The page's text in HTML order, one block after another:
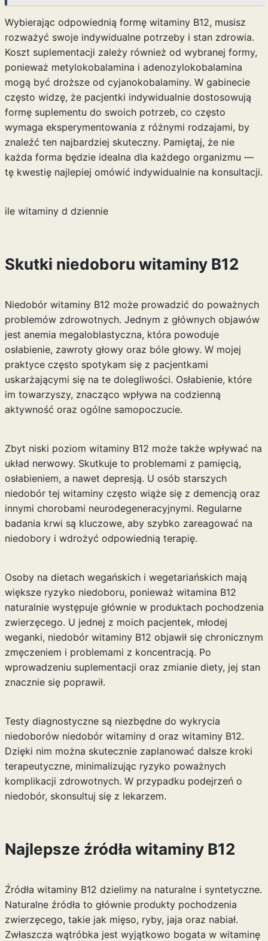
Wybierając odpowiednią formę witaminy B12, musisz
rozważyć swoje indywidualne potrzeby i stan zdrowia.
Koszt suplementacji zależy również od wybranej formy,
ponieważ metylokobalamina i adenozylokobalamina
mogą być droższe od cyjanokobalaminy. W gabinecie
często widzę, że pacjentki indywidualnie dostosowują
formę suplementu do swoich potrzeb, co często
wymaga eksperymentowania z różnymi rodzajami, by
znaleźć ten najbardziej skuteczny. Pamiętaj, że nie
każda forma będzie idealna dla każdego organizmu —
tę kwestię najlepiej omówić indywidualnie na konsultacji.
ile witaminy d dziennie
Skutki niedoboru witaminy B12
Niedobór witaminy B12 może prowadzić do poważnych
problemów zdrowotnych. Jednym z głównych objawów
jest anemia megaloblastyczna, która powoduje
osłabienie, zawroty głowy oraz bóle głowy. W mojej
praktyce często spotykam się z pacjentkami
uskarżającymi się na te dolegliwości. Osłabienie, które
im towarzyszy, znacząco wpływa na codzienną
aktywność oraz ogólne samopoczucie.
Zbyt niski poziom witaminy B12 może także wpływać na
układ nerwowy. Skutkuje to problemami z pamięcią,
osłabieniem, a nawet depresją. U osób starszych
niedobór tej witaminy często wiąże się z demencją oraz
innymi chorobami neurodegeneracyjnymi. Regularne
badania krwi są kluczowe, aby szybko zareagować na
niedobory i wdrożyć odpowiednią terapię.
Osoby na dietach wegańskich i wegetariańskich mają
większe ryzyko niedoboru, ponieważ witamina B12
naturalnie występuje głównie w produktach pochodzenia
zwierzęcego. U jednej z moich pacjentek, młodej
weganki, niedobór witaminy B12 objawił się chronicznym
zmęczeniem i problemami z koncentracją. Po
wprowadzeniu suplementacji oraz zmianie diety, jej stan
znacznie się poprawił.
Testy diagnostyczne są niezbędne do wykrycia
niedoborów niedobór witaminy d oraz witaminy B12.
Dzięki nim można skutecznie zaplanować dalsze kroki
terapeutyczne, minimalizując ryzyko poważnych
komplikacji zdrowotnych. W przypadku podejrzeń o
niedobór, skonsultuj się z lekarzem.
Najlepsze źródła witaminy B12
Źródła witaminy B12 dzielimy na naturalne i syntetyczne.
Naturalne źródła to głównie produkty pochodzenia
zwierzęcego, takie jak mięso, ryby, jaja oraz nabiał.
Zwłaszcza wątróbka jest wyjątkowo bogata w witaminę